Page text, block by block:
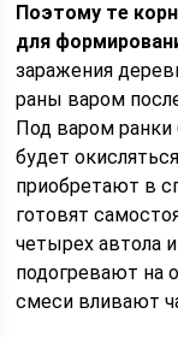
Поэтому те
для
заражения
раны варом
Под варом ранки
будет
приобретают в
готовят
четырех автола
подогревают на
смеси вливают